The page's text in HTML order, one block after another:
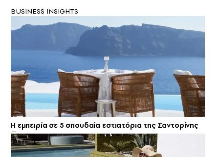
BUSINESS INSIGHTS
Η εμπειρία σε 5 σπουδαία εστιατόρια της Σαντορίνης